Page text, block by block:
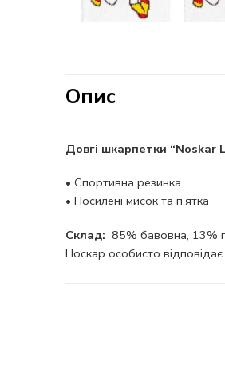
Опис
Довгі шкарпетки
• Спортивна резинка
• Посилені мисок та п’ятка
Склад: 85% бавовна, 13%
Носкар особисто відповідає